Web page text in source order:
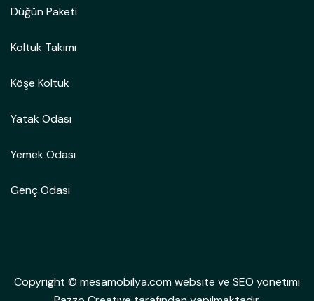
Düğün Paketi
Koltuk Takımı
Köşe Koltuk
Yatak Odası
Yemek Odası
Genç Odası
Copyright © mesamobilya.com website ve SEO yönetimi